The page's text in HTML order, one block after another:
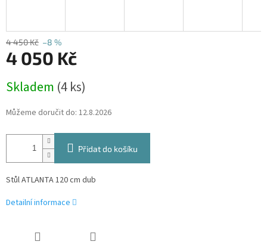
4 450 Kč –8 %
4 050 Kč
cena:
Skladem (4 ks)
Můžeme doručit do: 12.8.2026
Přidat do košíku
Stůl ATLANTA 120 cm dub
Detailní informace